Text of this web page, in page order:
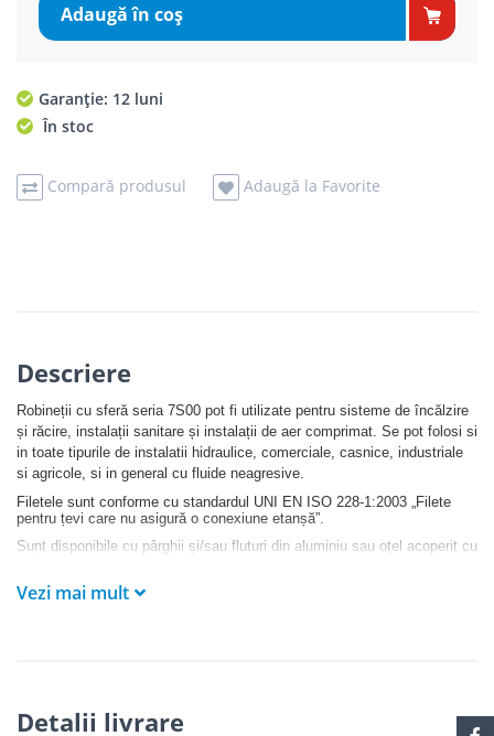
Adaugă în coş
Garanție: 12 luni
În stoc
Compară produsul Adaugă la Favorite
Descriere
Robineții cu sferă seria 7S00 pot fi utilizate pentru sisteme de încălzire
și răcire, instalații sanitare și instalații de aer comprimat. Se pot folosi si
in toate tipurile de instalatii hidraulice, comerciale, casnice, industriale
si agricole, si in general cu fluide neagresive.
Filetele sunt conforme cu standardul UNI EN ISO 228-1:2003 „Filete
pentru țevi care nu asigură o conexiune etanșă”.
Sunt disponibile cu pârghii și/sau fluturi din aluminiu sau oțel acoperit cu
Vezi mai mult
Detalii livrare